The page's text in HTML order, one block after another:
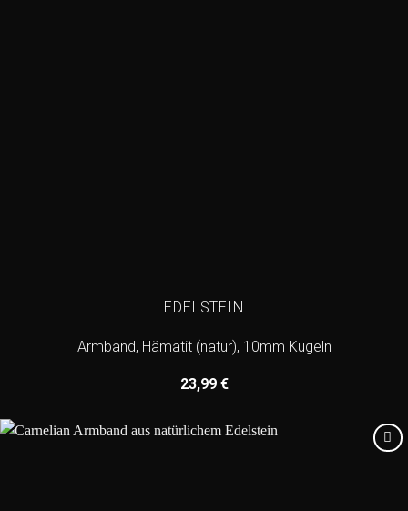
EDELSTEIN
Armband, Hämatit (natur), 10mm Kugeln
23,99 €